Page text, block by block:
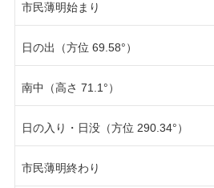
市民薄明始まり
日の出（方位 69.58°）
南中（高さ 71.1°）
日の入り・日没（方位 290.34°）
市民薄明終わり